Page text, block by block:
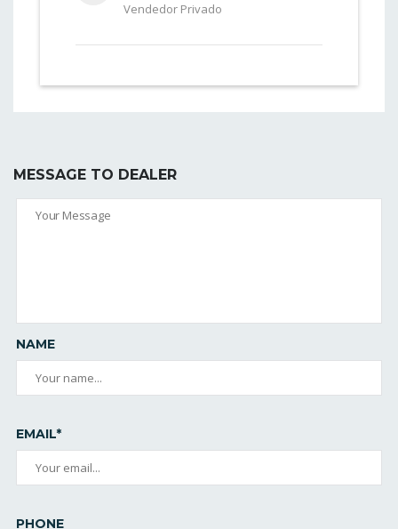
Vendedor Privado
MESSAGE TO DEALER
NAME
EMAIL*
PHONE